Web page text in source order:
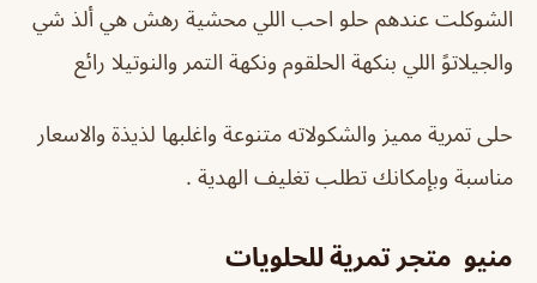
الشوكلت عندهم حلو احب اللي محشية رهش هي ألذ شي
والجيلاتوً اللي بنكهة الحلقوم ونكهة التمر والنوتيلا رائع
حلى تمرية مميز والشكولاته متنوعة واغلبها لذيذة والاسعار
مناسبة وبإمكانك تطلب تغليف الهدية .
منيو متجر تمرية للحلويات